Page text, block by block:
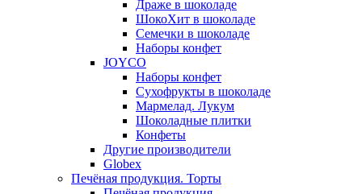
Драже в шоколаде
ШокоХит в шоколаде
Семечки в шоколаде
Наборы конфет
JOYCO
Наборы конфет
Сухофрукты в шоколаде
Мармелад. Лукум
Шоколадные плитки
Конфеты
Другие производители
Globex
Печёная продукция. Торты